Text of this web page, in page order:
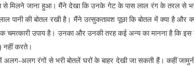
से मिलने जाना हुआ। मैंने देखा कि उनके गेट के पास लाल रंग के तरल से
पानी की बोतल रखी है। मैंने उत्सुकतावश पूछा कि बोतल में क्या है और
चमत्कारी उपाय है। उनका और उनकी तरह कई अन्य का मानना है कि
नहीं करते।
अलग रंगों से भरी बोतलें घरों के बाहर देखी जा सकती हैं। कहीं